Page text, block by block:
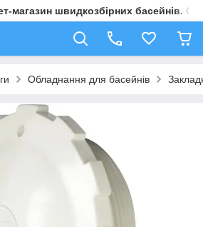
магазин швидкозбірних басейнів.
Обладнання для басейнів